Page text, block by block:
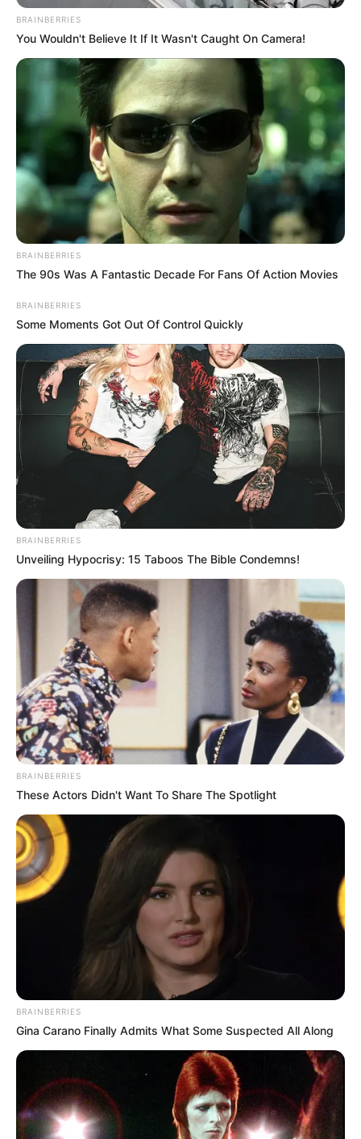
desata gran
incendio en…Ver
más
BRAINBERRIES
You Wouldn't Believe It If It Wasn't Caught On Camera!
BRAINBERRIES
The 90s Was A Fantastic Decade For Fans Of Action Movies
BRAINBERRIES
Some Moments Got Out Of Control Quickly
BRAINBERRIES
Unveiling Hypocrisy: 15 Taboos The Bible Condemns!
BRAINBERRIES
These Actors Didn't Want To Share The Spotlight
BRAINBERRIES
Gina Carano Finally Admits What Some Suspected All Along